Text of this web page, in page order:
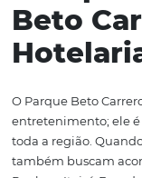
atratividade,
Por fim,
garantir um
região,
negócios, mas